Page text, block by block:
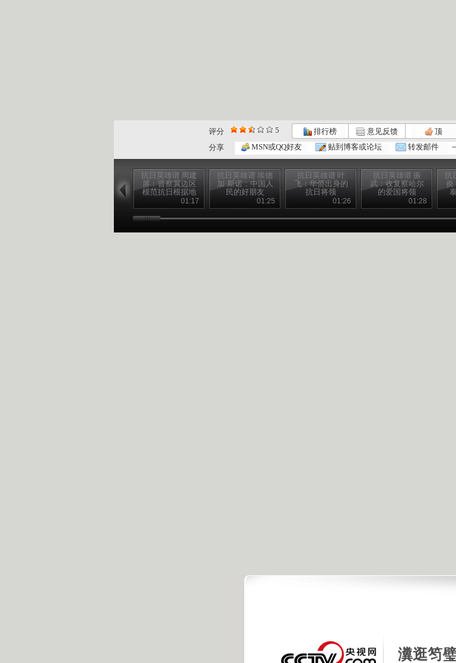
瀵逛笉
评分 5 排行榜 意见反馈 顶
分享
MSN或QQ好友 贴到博客或论坛 转发邮件
抗日英雄谱 周建
屏：晋察冀边区
模范抗日根据地
的创建人01:17
抗日英雄谱 埃德
加·斯诺：中国人
民的好朋友
01:25
抗日英雄谱 叶
飞：华侨出身的
抗日将领
01:26
抗日英雄谱 振
武：收复察哈尔
的爱国将领
01:28
抗
炎